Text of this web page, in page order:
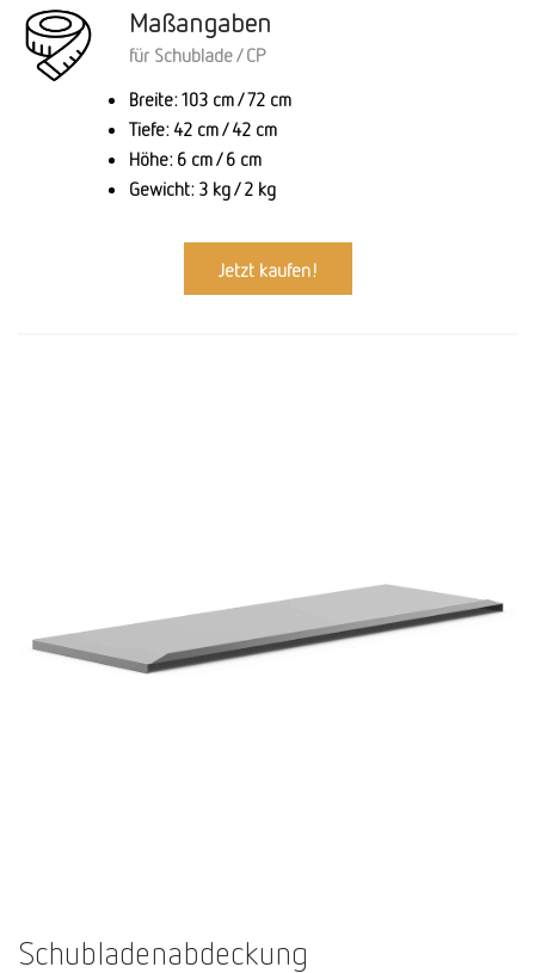
Maßangaben
für Schublade / CP
Breite: 103 cm / 72 cm
Tiefe: 42 cm / 42 cm
Höhe: 6 cm / 6 cm
Gewicht: 3 kg / 2 kg
Jetzt kaufen!
Schubladenabdeckung